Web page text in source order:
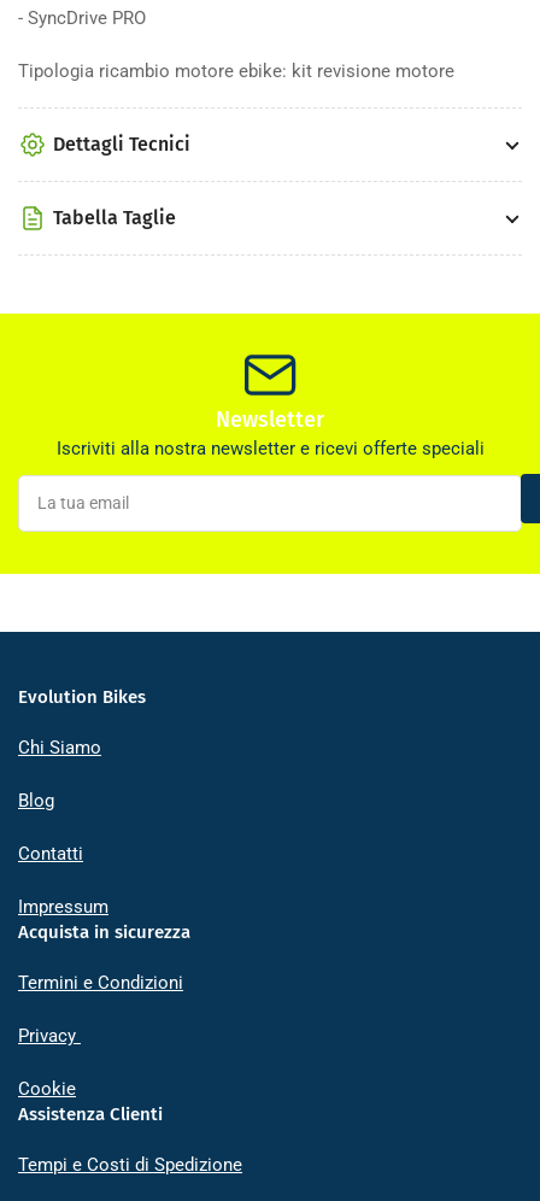
SyncDrive
-
PEDIVELLE
-
PEDIVELLE
- SyncDrive PRO
Tipologia ricambio motore ebike: kit revisione motore
Dettagli Tecnici
Tabella Taglie
Newsletter
Iscriviti alla nostra newsletter e ricevi offerte speciali
La
tua
email
Evolution Bikes
Chi Siamo
Blog
Contatti
Impressum
Acquista in sicurezza
Termini e Condizioni
Privacy
Cookie
Assistenza Clienti
Tempi e Costi di Spedizione